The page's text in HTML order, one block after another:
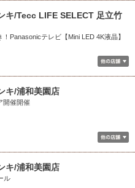
キ/Tecc LIFE SELECT 足立竹
Panasonicテレビ【Mini LED 4K液晶】
キ/浦和美園店
開催開催
キ/浦和美園店
ル